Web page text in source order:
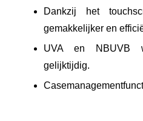
Dankzij het
gemakkelijker en
UVA en NBUVB
gelijktijdig.